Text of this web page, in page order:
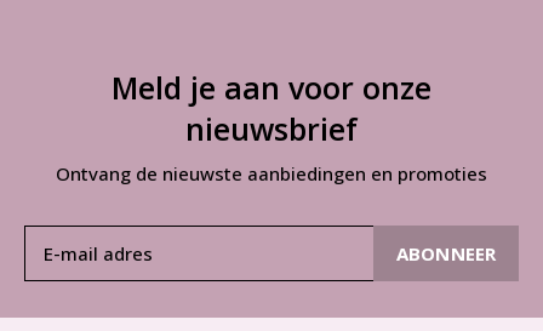
Meld je aan voor onze
nieuwsbrief
Ontvang de nieuwste aanbiedingen en promoties
ABONNEER